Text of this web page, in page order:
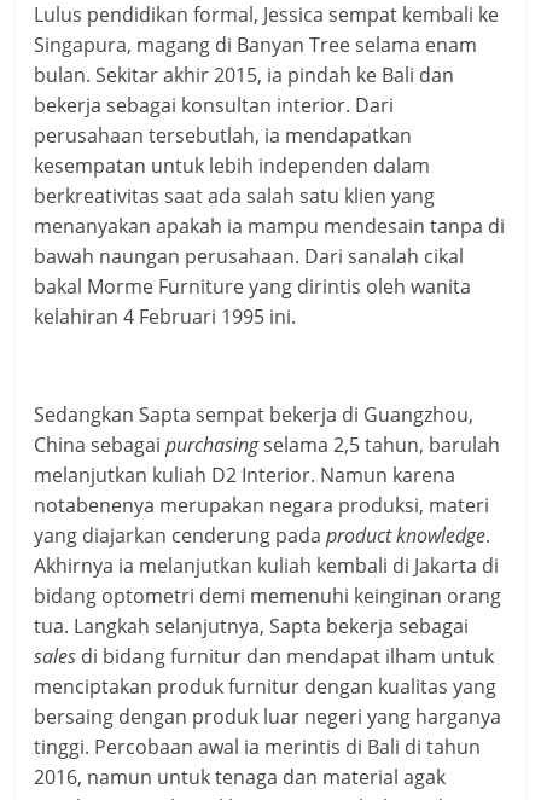
Lulus pendidikan formal, Jessica sempat kembali ke
Singapura, magang di Banyan Tree selama enam
bulan. Sekitar akhir 2015, ia pindah ke Bali dan
bekerja sebagai konsultan interior. Dari
perusahaan tersebutlah, ia mendapatkan
kesempatan untuk lebih independen dalam
berkreativitas saat ada salah satu klien yang
menanyakan apakah ia mampu mendesain tanpa di
bawah naungan perusahaan. Dari sanalah cikal
bakal Morme Furniture yang dirintis oleh wanita
kelahiran 4 Februari 1995 ini.
Sedangkan Sapta sempat bekerja di Guangzhou,
China sebagaipurchasingselama 2,5 tahun, barulah
melanjutkan kuliah D2 Interior. Namun karena
notabenenya merupakan negara produksi, materi
yang diajarkan cenderung padaproduct knowledge.
Akhirnya ia melanjutkan kuliah kembali di Jakarta di
bidang optometri demi memenuhi keinginan orang
tua. Langkah selanjutnya, Sapta bekerja sebagai
sales di bidang furnitur dan mendapat ilham untuk
menciptakan produk furnitur dengan kualitas yang
bersaing dengan produk luar negeri yang harganya
tinggi. Percobaan awal ia merintis di Bali di tahun
2016, namun untuk tenaga dan material agak